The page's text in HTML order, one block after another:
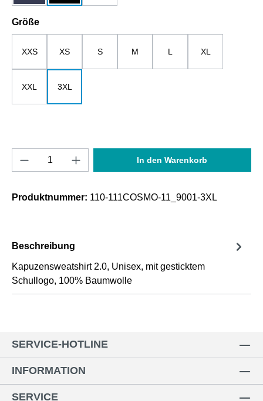
Größeauswählen
XXS XS S M L XL
XXL 3XL
Produkt Anzahl: Gib den gewünschten
In den Warenkorb
Produktnummer: 110-111COSMO-11_9001-3XL
Beschreibung
Kapuzensweatshirt 2.0, Unisex, mit gesticktem
Schullogo, 100% Baumwolle
SERVICE-HOTLINE
INFORMATION
SERVICE